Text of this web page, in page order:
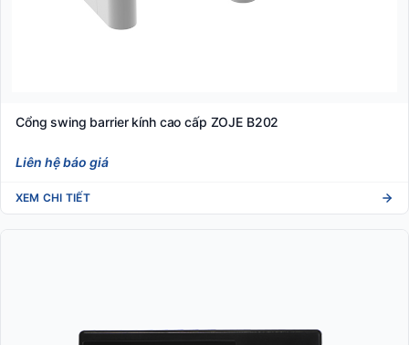
Cổng swing barrier kính cao cấp ZOJE B202
Liên hệ báo giá
XEM CHI TIẾT